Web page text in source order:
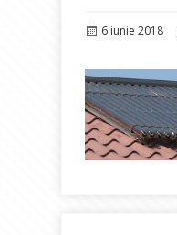
Publicat
6 iunie 2018